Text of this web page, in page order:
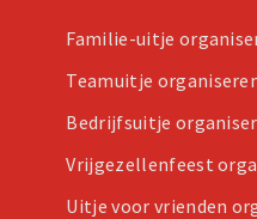
Familie-uitje
Teamuitje
Bedrijfsuitje
Vrijgezellenfeest
Uitje voor vrienden